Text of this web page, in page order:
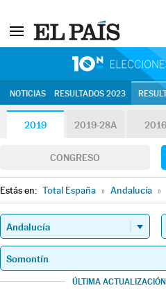
NOTICIAS RESULTADOS 2023
2019 2019-28A 2016
CONGRESO
Estás en: Total España » Andalucía »
ÚLTIMA